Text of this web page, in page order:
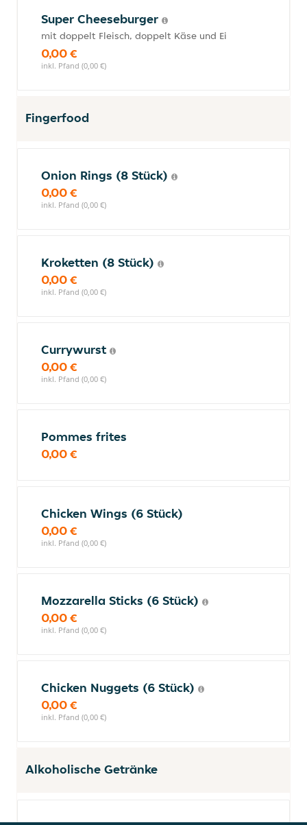
Super Cheeseburger
mit doppelt Fleisch, doppelt Käse und Ei
0,00 €
inkl. Pfand (0,00 €)
Fingerfood
Onion Rings (8 Stück)
0,00 €
inkl. Pfand (0,00 €)
Kroketten (8 Stück)
0,00 €
inkl. Pfand (0,00 €)
Currywurst
0,00 €
inkl. Pfand (0,00 €)
Pommes frites
0,00 €
Chicken Wings (6 Stück)
0,00 €
inkl. Pfand (0,00 €)
Mozzarella Sticks (6 Stück)
0,00 €
inkl. Pfand (0,00 €)
Chicken Nuggets (6 Stück)
0,00 €
inkl. Pfand (0,00 €)
Alkoholische Getränke